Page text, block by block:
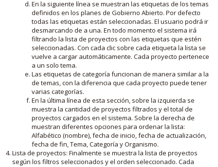
En la siguiente línea se muestran las etiquetas de los temas
definidos en los planes de Gobierno Abierto. Por defecto
todas las etiquetas están seleccionadas. El usuario podrá ir
desmarcando de a una. En todo momento el sistema irá
filtrando la lista de proyectos con las etiquetas que estén
seleccionadas. Con cada clic sobre cada etiqueta la lista se
vuelve a cargar automáticamente. Cada proyecto pertenece
a un solo tema.
Las etiquetas de categoría funcionan de manera similar a la
de temas, con la diferencia que cada proyecto puede tener
varias categorías.
En la última línea de esta sección, sobre la izquierda se
muestra la cantidad de proyectos filtrados y el total de
proyectos cargados en el sistema. Sobre la derecha de
muestran diferentes opciones para ordenar la lista:
Alfabético (nombre), fecha de inicio, fecha de actualización,
fecha de fin, Tema, Categoría y Organismo.
Lista de proyectos: Finalmente se muestra la lista de proyectos
según los filtros seleccionados y el orden seleccionado. Cada